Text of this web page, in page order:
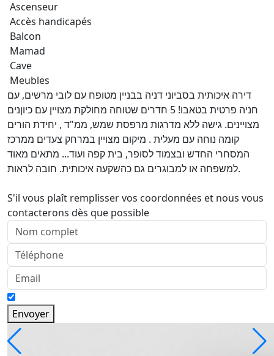
Ascenseur
Accès handicapés
Balcon
Mamad
Cave
Meubles
דירה איכותית בסביוני דניה בבניין מטופח עם לובי מרשים, עם
חניה פרטית בטאבו! 5 חדרים שטוחה מחולקת מצויין עם כיוןנים
מצויינים. גישה ללא מדרגות מרפסת שמש, ממ"ד , יחידת הורים
קומה נוחה עם מעלית . מיקום מצויין במרחק צעדים ממרכז
המסחרי החדש ובצמוד לסופר, בית קפה ועוד... מתאים מאוד
למשפחה או למבוגרים גם כהשקעה איכותית. חובה לראות.
S'il vous plaît remplisser vos coordonnées et nous vous
contacterons dès que possible
Envoyer